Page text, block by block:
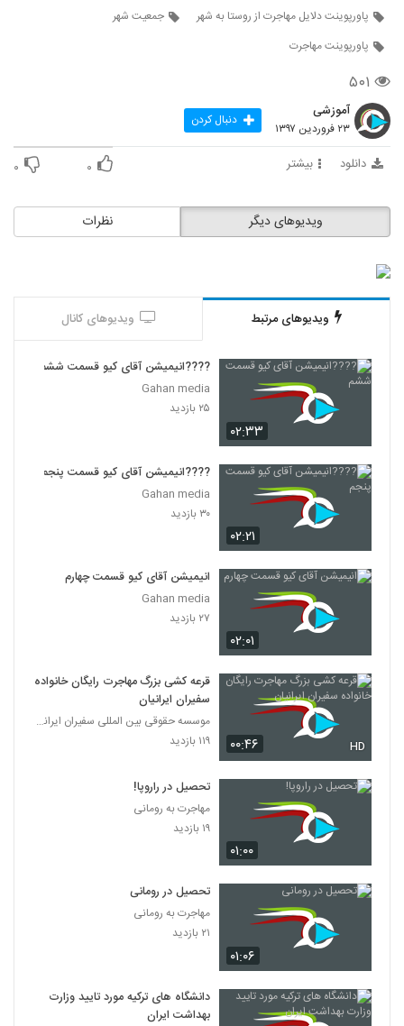
پاورپوینت دلایل مهاجرت از روستا به شهر
جمعیت شهر
پاورپوینت مهاجرت
۵۰۱
آموزشی
۲۳ فروردین ۱۳۹۷ دنبال کردن
دانلود بیشتر ۰ ۰
نظرات ویدیوهای دیگر
ویدیوهای مرتبط ویدیوهای کانال
۰۲:۳۳
????انیمیشن آقای کیو قسمت ششم
Gahan media
۲۵ بازدید
۰۲:۲۱
????انیمیشن آقای کیو قسمت پنجم
Gahan media
۳۰ بازدید
۰۲:۰۱
انیمیشن آقای کیو قسمت چهارم
Gahan media
۲۷ بازدید
۰۰:۴۶ HD
قرعه کشی بزرگ مهاجرت رایگان خانواده
سفیران ایرانیان
موسسه حقوقی بین المللی سفیران ایرانیان
۱۱۹ بازدید
۰۱:۰۰
تحصیل در راروپا!
مهاجرت به رومانی
۱۹ بازدید
۰۱:۰۶
تحصیل در رومانی
مهاجرت به رومانی
۲۱ بازدید
دانشگاه های ترکیه مورد تایید وزارت
بهداشت ایران